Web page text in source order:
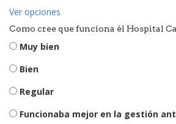
Ver opciones
Como cree que funciona él Hospital
Muy bien
Bien
Regular
Funcionaba mejor en la gestión